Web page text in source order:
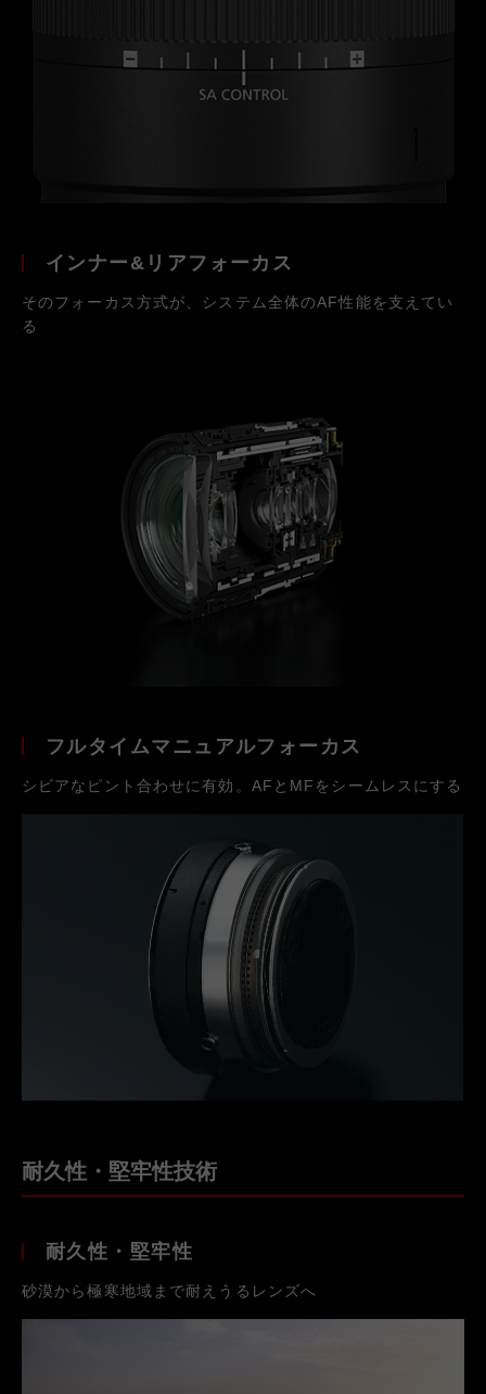
インナー&リアフォーカス
そのフォーカス方式が、システム全体のAF性能を支えてい
る
フルタイムマニュアルフォーカス
シビアなピント合わせに有効。AFとMFをシームレスにする
耐久性・堅牢性技術
耐久性・堅牢性
砂漠から極寒地域まで耐えうるレンズへ